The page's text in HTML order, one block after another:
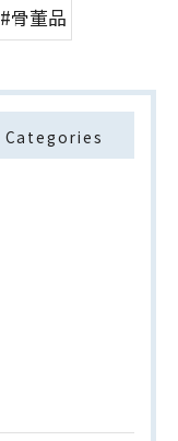
#骨董品
Categories